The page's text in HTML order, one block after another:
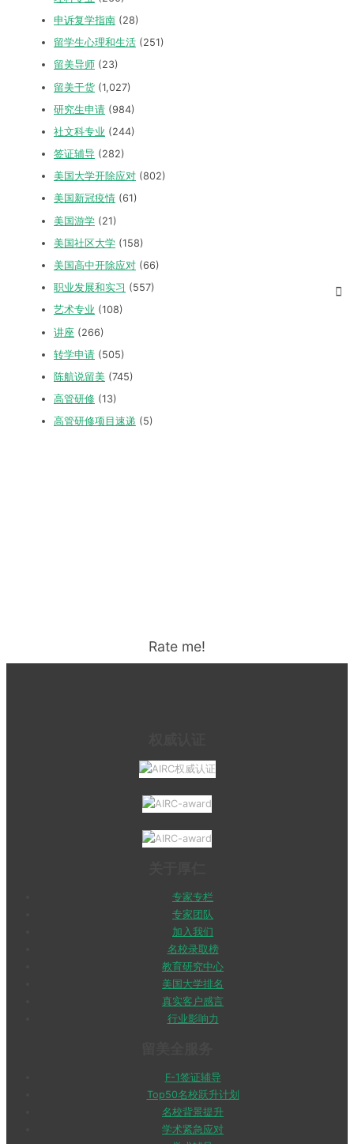
申诉复学指南 (28)
留学生心理和生活 (251)
留美导师 (23)
留美干货 (1,027)
研究生申请 (984)
社文科专业 (244)
签证辅导 (282)
美国大学开除应对 (802)
美国新冠疫情 (61)
美国游学 (21)
美国社区大学 (158)
美国高中开除应对 (66)
职业发展和实习 (557)
艺术专业 (108)
讲座 (266)
转学申请 (505)
陈航说留美 (745)
高管研修 (13)
高管研修项目速递 (5)
Rate me!
专家专栏
专家团队
加入我们
名校录取榜
教育研究中心
美国大学排名
真实客户感言
行业影响力
F-1签证辅导
Top50名校跃升计划
名校背景提升
学术紧急应对